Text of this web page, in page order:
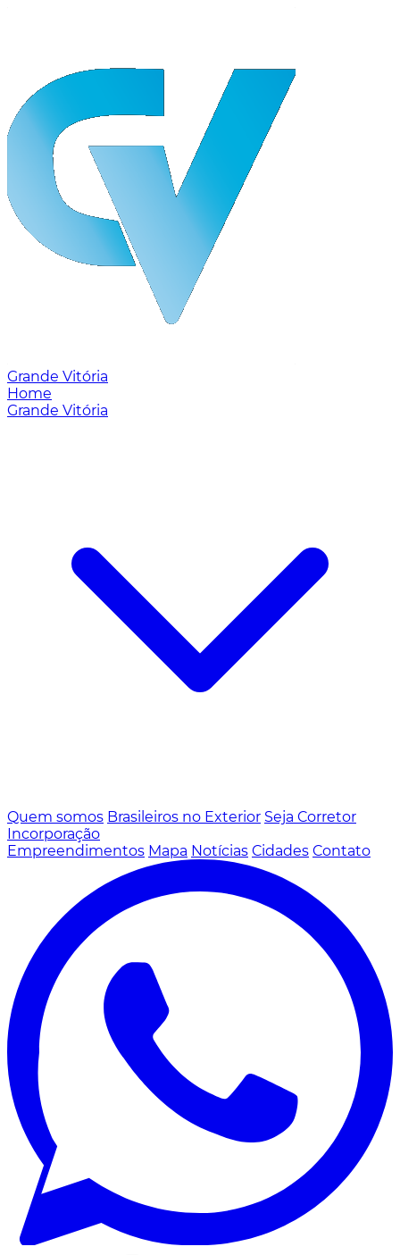
Grande Vitória
Home
Grande Vitória
Quem somos Brasileiros no Exterior Seja Corretor
Incorporação
Empreendimentos Mapa Notícias Cidades Contato